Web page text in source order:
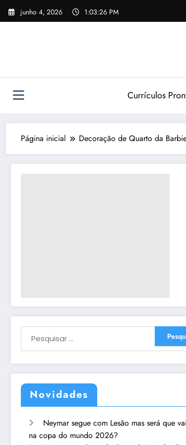
Pular
para
junho 4, 2026 1:03:27 PM
Currículos
Página inicial Decoração de Quarto da
Novidades
Neymar segue com Lesão mas será que
na copa do mundo 2026?